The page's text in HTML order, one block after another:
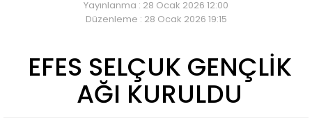
Yayınlanma : 28 Ocak 2026 12:00
Düzenleme : 28 Ocak 2026 19:15
EFES SELÇUK GENÇLİK
AĞI KURULDU